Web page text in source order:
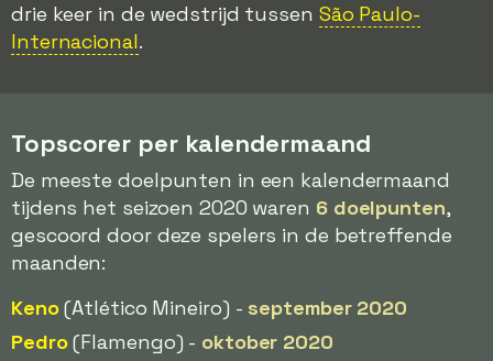
drie keer in de wedstrijd tussen São Paulo-
Internacional.
Topscorer per kalendermaand
De meeste doelpunten in een kalendermaand
tijdens het seizoen 2020 waren 6 doelpunten,
gescoord door deze spelers in de betreffende
maanden:
Keno(Atlético Mineiro) - september 2020
Pedro(Flamengo) - oktober 2020